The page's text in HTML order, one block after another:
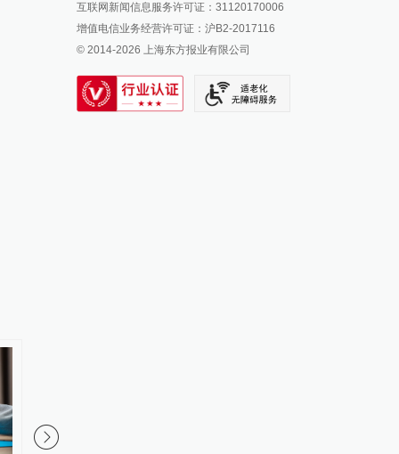
派生万物开放平台
IP SHANGHAI
SIXTH TONE
互联网新闻信息服务许可证：31120170006
增值电信业务经营许可证：沪B2-2017116
© 2014-2026 上海东方报业有限公司